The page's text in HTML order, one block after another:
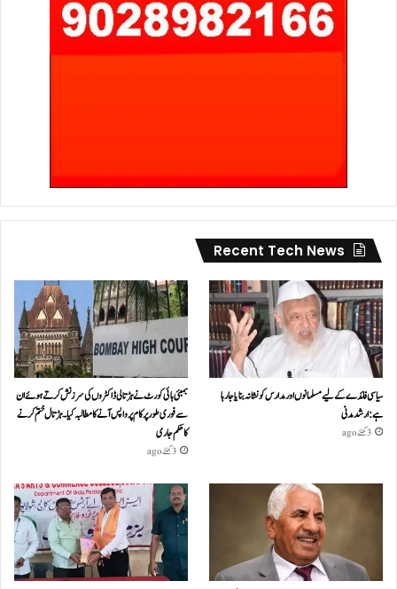
Recent Tech News
سیاسی فائدے کے لیے مسلمانوں اور مدارس کو نشانہ بنایا جا رہا
ہے: ارشد مدنی
3 گھنٹے ago
بمبئی ہائی کورٹ نے ہڑتالی ڈاکٹروں کی سرزنش کرتے ہوئے ان
سے فوری طور پر کام پر واپس آنے کا مطالبہ کیا۔ہڑتال ختم کرنے
کا حکم جاری
3 گھنٹے ago